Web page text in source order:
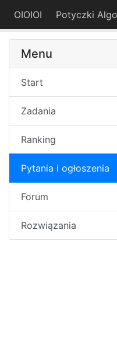
OIOIOI
Menu
Start
Zadania
Ranking
Pytania i ogłoszenia
Forum
Rozwiązania